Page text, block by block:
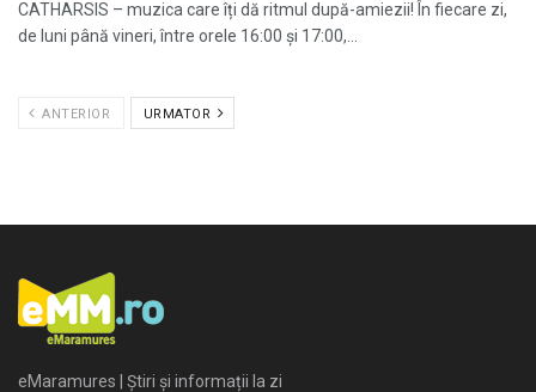
CATHARSIS – muzica care îți dă ritmul după-amiezii! În fiecare zi,
de luni până vineri, între orele 16:00 și 17:00,...
ANTERIOR URMATOR
eMaramures | Știri și informații la zi